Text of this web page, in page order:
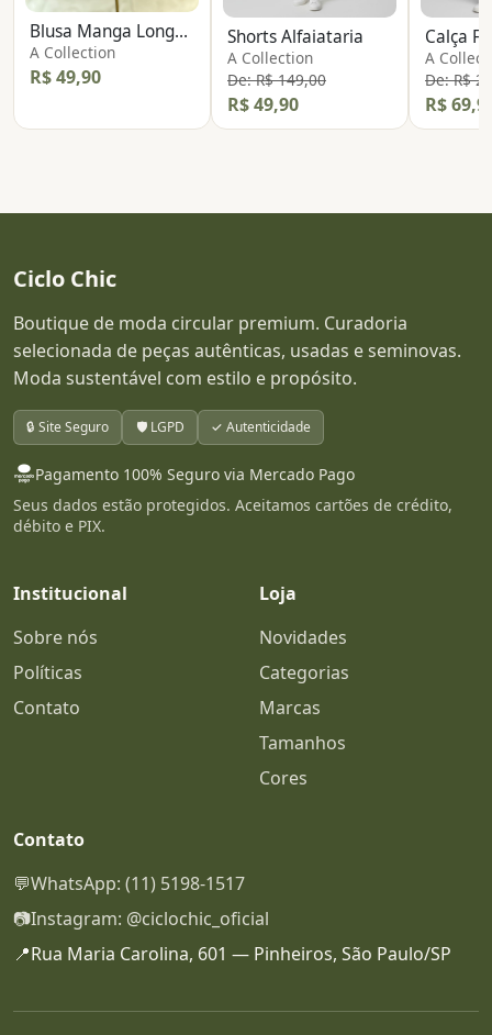
Blusa Manga Longa Bordada
A Collection
R$ 49,90
Shorts Alfaiataria
A Collection
De: R$ 149,00
R$ 49,90
Calça
A
De: R$
R$
Ciclo Chic
Boutique de moda circular premium. Curadoria
selecionada de peças autênticas, usadas e seminovas.
Moda sustentável com estilo e propósito.
🔒 Site Seguro 🛡️ LGPD ✓ Autenticidade
Pagamento 100% Seguro via Mercado Pago
Seus dados estão protegidos. Aceitamos cartões de crédito,
débito e PIX.
Institucional
Sobre nós
Políticas
Contato
Loja
Novidades
Categorias
Marcas
Tamanhos
Cores
Contato
💬WhatsApp: (11) 5198-1517
📷Instagram: @ciclochic_oficial
📍Rua Maria Carolina, 601 — Pinheiros, São Paulo/SP